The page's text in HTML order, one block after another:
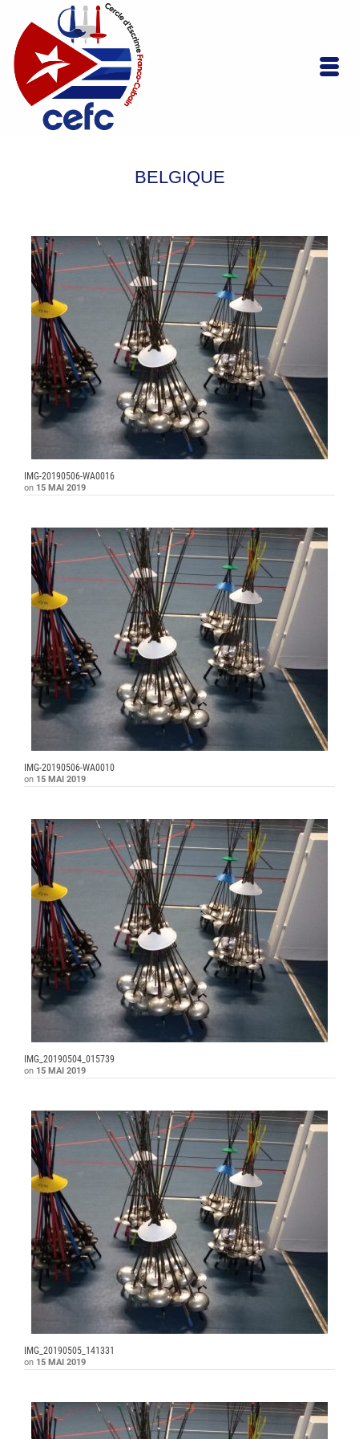
BELGIQUE
IMG-20190506-WA0016
on 15 MAI 2019
IMG-20190506-WA0010
on 15 MAI 2019
IMG_20190504_015739
on 15 MAI 2019
IMG_20190505_141331
on 15 MAI 2019